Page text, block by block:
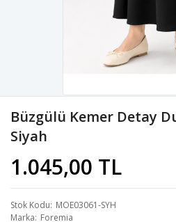
Büzgülü Kemer Detay
Siyah
1.045,00 TL
Stok Kodu MOE03061-SYH
Marka Foremia